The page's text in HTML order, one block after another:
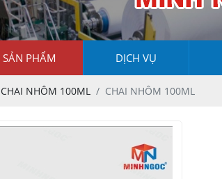
SẢN PHẨM DỊCH VỤ
CHAI NHÔM 100ML CHAI NHÔM 100ML